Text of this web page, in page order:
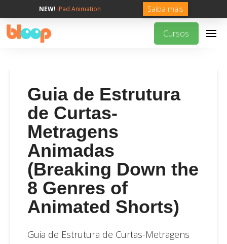
NEW! iPad Animation Saiba mais
Cursos
Guia de Estrutura
de Curtas-
Metragens
Animadas
(Breaking Down the
8 Genres of
Animated Shorts)
Guia de Estrutura de Curtas-Metragens